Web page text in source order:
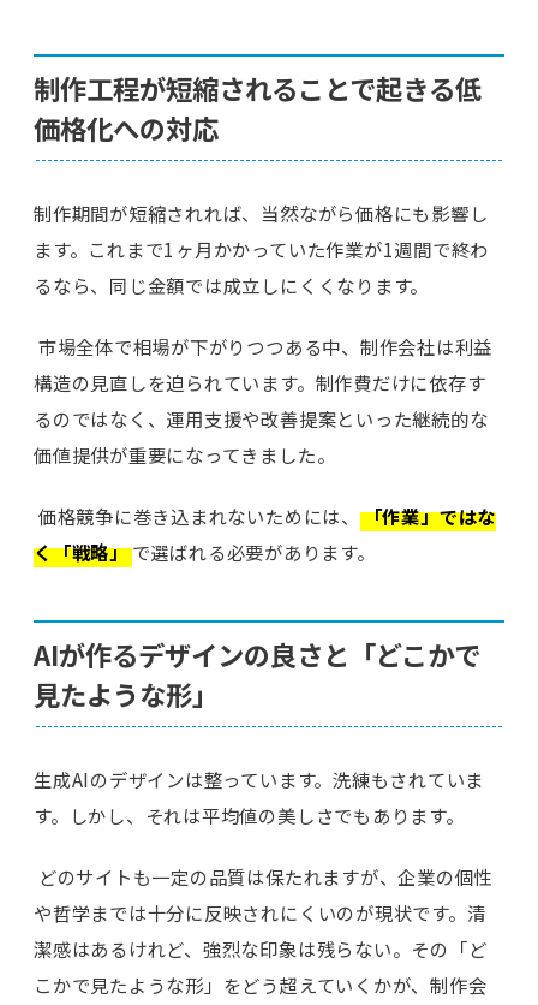
制作工程が短縮されることで起きる低
価格化への対応
制作期間が短縮されれば、当然ながら価格にも影響し
ます。これまで1ヶ月かかっていた作業が1週間で終わ
るなら、同じ金額では成立しにくくなります。
市場全体で相場が下がりつつある中、制作会社は利益
構造の見直しを迫られています。制作費だけに依存す
るのではなく、運用支援や改善提案といった継続的な
価値提供が重要になってきました。
価格競争に巻き込まれないためには、
「作業」ではな
く「戦略」で選ばれる必要があります。
AIが作るデザインの良さと「どこかで
見たような形」
生成AIのデザインは整っています。洗練もされていま
す。しかし、それは平均値の美しさでもあります。
どのサイトも一定の品質は保たれますが、企業の個性
や哲学までは十分に反映されにくいのが現状です。清
潔感はあるけれど、強烈な印象は残らない。その「ど
こかで見たような形」をどう超えていくかが、制作会